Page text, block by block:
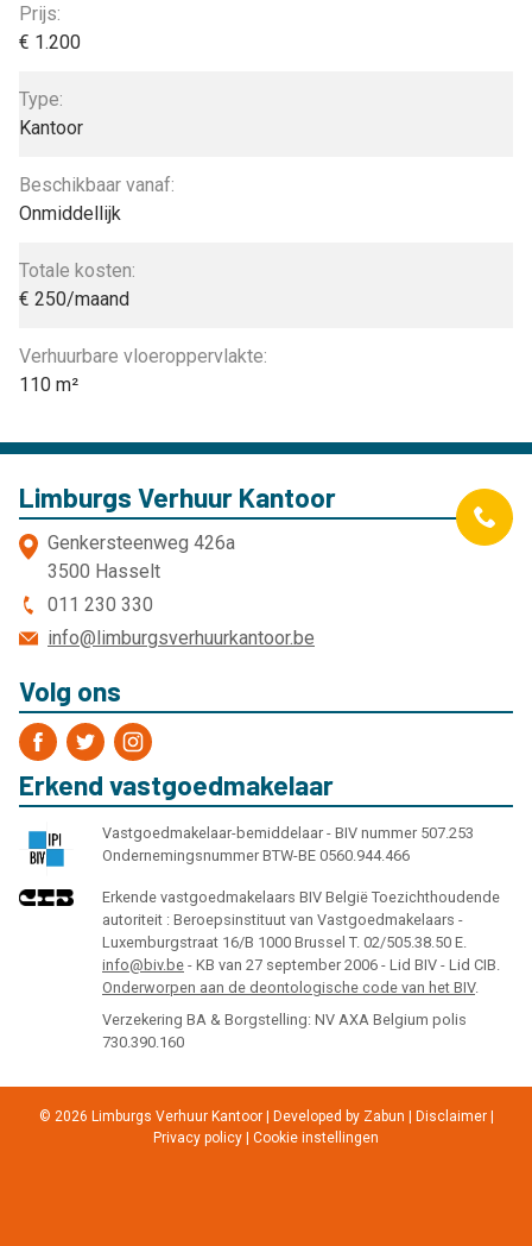
Prijs:
€ 1.200
Type:
Kantoor
Beschikbaar vanaf:
Onmiddellijk
Totale kosten:
€ 250/maand
Verhuurbare vloeroppervlakte:
110 m²
Limburgs Verhuur Kantoor
Genkersteenweg 426a
3500 Hasselt
011 230 330
info@limburgsverhuurkantoor.be
Volg ons
Erkend vastgoedmakelaar
Vastgoedmakelaar-bemiddelaar - BIV nummer 507.253
Ondernemingsnummer BTW-BE 0560.944.466
Erkende vastgoedmakelaars BIV België Toezichthoudende
autoriteit : Beroepsinstituut van Vastgoedmakelaars -
Luxemburgstraat 16/B 1000 Brussel T. 02/505.38.50 E.
info@biv.be - KB van 27 september 2006 - Lid BIV - Lid CIB.
Onderworpen aan de deontologische code van het BIV.
Verzekering BA & Borgstelling: NV AXA Belgium polis
730.390.160
© 2026 Limburgs Verhuur Kantoor | Developed by Zabun | Disclaimer|
Privacy policy | Cookie instellingen